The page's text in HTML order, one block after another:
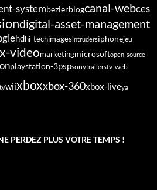
systembezierblogcanal-webces
digital-asset-management
hdhi-techimagesintrudersiphonejeu
videomarketingmicrosoftopen-source
playstation-3pspsonytrailerstv-web
wiixboxxbox-360xbox-liveya
PERDEZ PLUS VOTRE TEMPS !